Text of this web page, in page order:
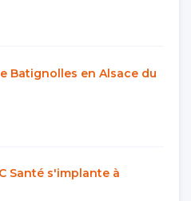
Batignolles en Alsace du
Santé s'implante à